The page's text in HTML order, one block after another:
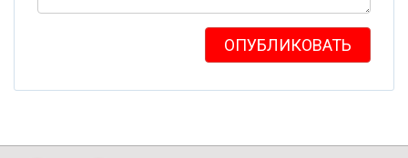
ОПУБЛИКОВАТЬ